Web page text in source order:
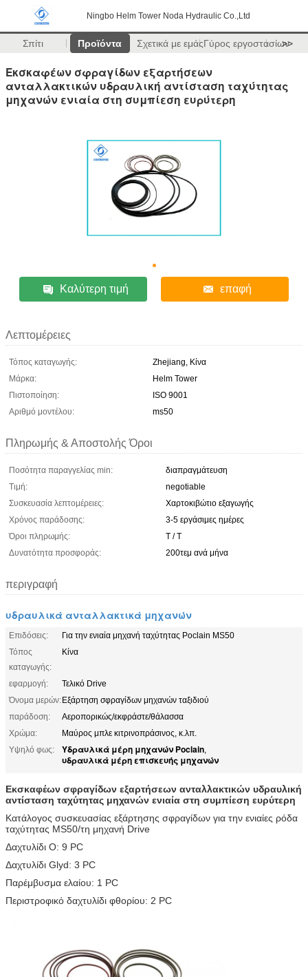
Ningbo Helm Tower Noda Hydraulic Co.,Ltd
Σπίτι Προϊόντα Σχετικά με εμάςΓύρος εργοστασίων
>>
Εκσκαφέων σφραγίδων εξαρτήσεων
ανταλλακτικών υδραυλική αντίσταση ταχύτητας
μηχανών ενιαία στη συμπίεση ευρύτερη
Καλύτερη τιμή επαφή
Λεπτομέρειες
Τόπος καταγωγής:
Zhejiang, Κίνα
Μάρκα:
Helm Tower
Πιστοποίηση:
ISO 9001
Αριθμό μοντέλου:
ms50
Πληρωμής & Αποστολής Όροι
Ποσότητα παραγγελίας min:
διαπραγμάτευση
Τιμή:
negotiable
Συσκευασία λεπτομέρειες:
Χαρτοκιβώτιο εξαγωγής
Χρόνος παράδοσης:
3-5 εργάσιμες ημέρες
Όροι πληρωμής:
T / T
Δυνατότητα προσφοράς:
200τεμ ανά μήνα
περιγραφή
υδραυλικά ανταλλακτικά μηχανών
Επιδόσεις:
Για την ενιαία μηχανή ταχύτητας Poclain MS50
Τόπος
καταγωγής:
Κίνα
εφαρμογή:
Τελικό Drive
Όνομα μερών:Εξάρτηση σφραγίδων μηχανών ταξιδιού
παράδοση:
Αεροπορικώς/εκφράστε/θάλασσα
Χρώμα:
Μαύρος μπλε κιτρινοπράσινος, κ.λπ.
Υψηλό φως:
Υδραυλικά μέρη μηχανών Poclain,
υδραυλικά μέρη επισκευής μηχανών
Εκσκαφέων σφραγίδων εξαρτήσεων ανταλλακτικών υδραυλική
αντίσταση ταχύτητας μηχανών ενιαία στη συμπίεση ευρύτερη
Κατάλογος συσκευασίας εξάρτησης σφραγίδων για την ενιαίες ρόδα
ταχύτητας MS50/τη μηχανή Drive
Δαχτυλίδι Ο: 9 PC
Δαχτυλίδι Glyd: 3 PC
Παρέμβυσμα ελαίου: 1 PC
Περιστροφικό δαχτυλίδι φθορίου: 2 PC